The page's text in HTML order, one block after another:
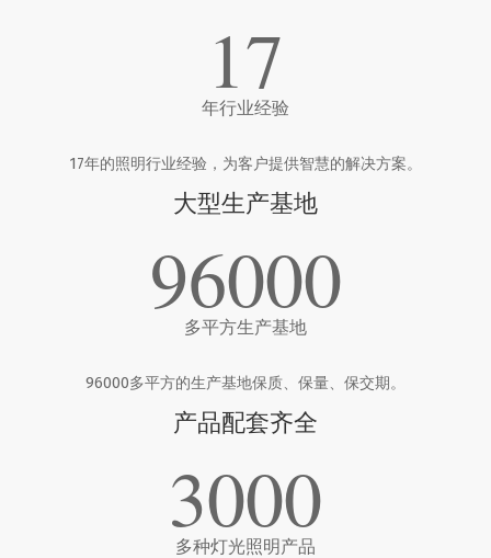
17
年行业经验
17年的照明行业经验，为客户提供智慧的解决方案。
大型生产基地
96000
多平方生产基地
96000多平方的生产基地保质、保量、保交期。
产品配套齐全
3000
多种灯光照明产品